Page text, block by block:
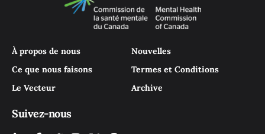
À propos de nous
Ce que nous faisons
Le Vecteur
Nouvelles
Termes et Conditions
Archive
Suivez-nous